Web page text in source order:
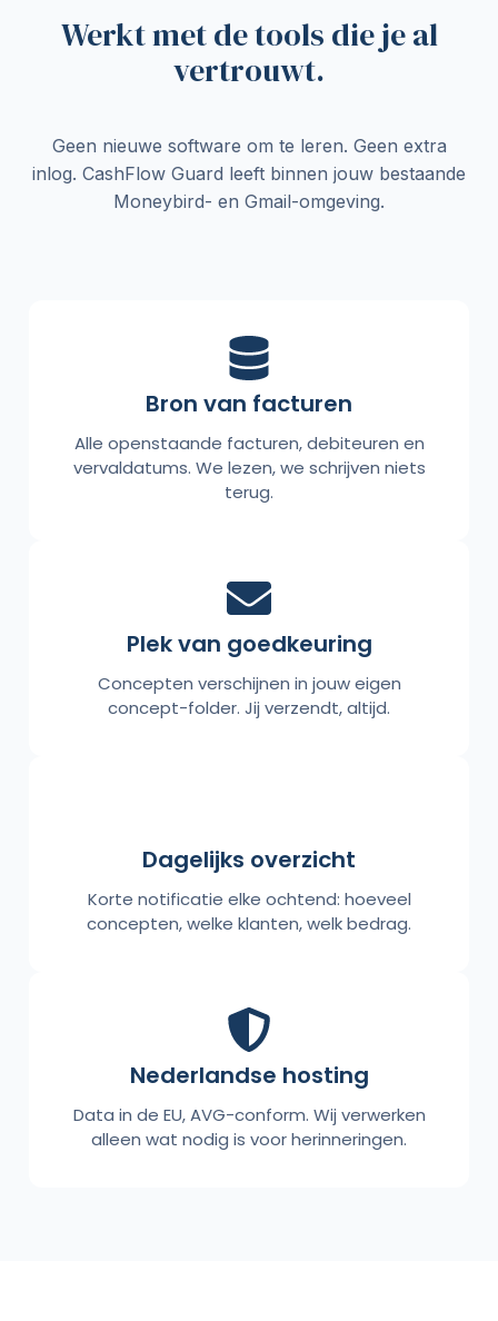
Werkt met de tools die je al
vertrouwt.
Geen nieuwe software om te leren. Geen extra
inlog. CashFlow Guard leeft binnen jouw bestaande
Moneybird- en Gmail-omgeving.
Bron van facturen
Alle openstaande facturen, debiteuren en
vervaldatums. We lezen, we schrijven niets
terug.
Plek van goedkeuring
Concepten verschijnen in jouw eigen
concept-folder. Jij verzendt, altijd.
Dagelijks overzicht
Korte notificatie elke ochtend: hoeveel
concepten, welke klanten, welk bedrag.
Nederlandse hosting
Data in de EU, AVG-conform. Wij verwerken
alleen wat nodig is voor herinneringen.